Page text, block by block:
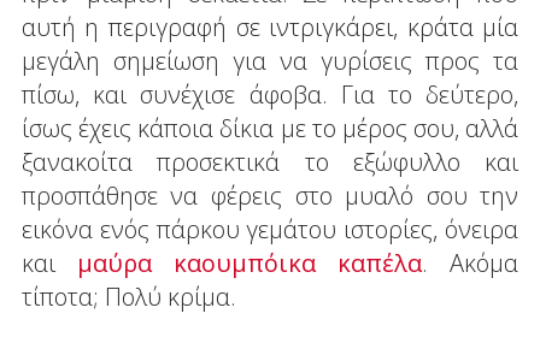
αυτή η περιγραφή σε ιντριγκάρει, κράτα μία
μεγάλη σημείωση για να γυρίσεις προς τα
πίσω, και συνέχισε άφοβα. Για το δεύτερο,
ίσως έχεις κάποια δίκια με το μέρος σου, αλλά
ξανακοίτα προσεκτικά το εξώφυλλο και
προσπάθησε να φέρεις στο μυαλό σου την
εικόνα ενός πάρκου γεμάτου ιστορίες, όνειρα
και μαύρα καουμπόικα καπέλα. Ακόμα
τίποτα; Πολύ κρίμα.